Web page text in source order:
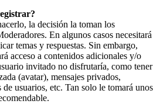
la decisión la toman los
En algunos casos necesitará
temas y respuestas. Sin embargo,
acceso a contenidos adicionales y/o
invitado no disfrutaría, como tener
(avatar), mensajes privados,
usuarios, etc. Tan solo le tomará unos